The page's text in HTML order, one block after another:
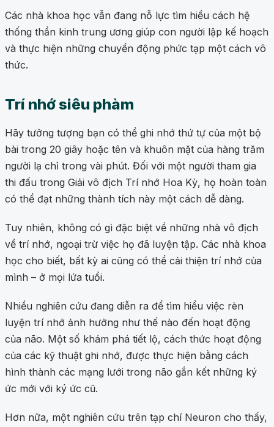
Các nhà khoa học vẫn đang nỗ lực tìm hiểu cách hệ
thống thần kinh trung ương giúp con người lập kế hoạch
và thực hiện những chuyển động phức tạp một cách vô
thức.
Trí nhớ siêu phàm
Hãy tưởng tượng bạn có thể ghi nhớ thứ tự của một bộ
bài trong 20 giây hoặc tên và khuôn mặt của hàng trăm
người lạ chỉ trong vài phút. Đối với một người tham gia
thi đấu trong Giải vô địch Trí nhớ Hoa Kỳ, họ hoàn toàn
có thể đạt những thành tích này một cách dễ dàng.
Tuy nhiên, không có gì đặc biệt về những nhà vô địch
về trí nhớ, ngoại trừ việc họ đã luyện tập. Các nhà khoa
học cho biết, bất kỳ ai cũng có thể cải thiện trí nhớ của
mình – ở mọi lứa tuổi.
Nhiều nghiên cứu đang diễn ra để tìm hiểu việc rèn
luyện trí nhớ ảnh hưởng như thế nào đến hoạt động
của não. Một số khám phá tiết lộ, cách thức hoạt động
của các kỹ thuật ghi nhớ, được thực hiện bằng cách
hình thành các mạng lưới trong não gắn kết những ký
ức mới với ký ức cũ.
Hơn nữa, một nghiên cứu trên tạp chí Neuron cho thấy,